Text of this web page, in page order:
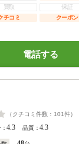
買取
保証
チコミ
クーポン
電話する
（クチコミ件数： 101件）
：4.3 品質：4.3